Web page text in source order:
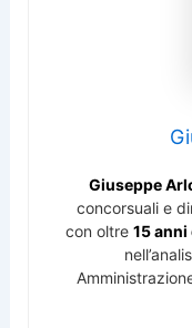
Giuseppe
concorsuali e
con oltre 15